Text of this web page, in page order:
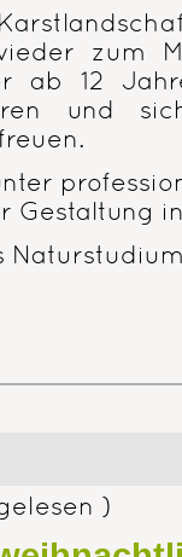
zum
ab 12
und
)